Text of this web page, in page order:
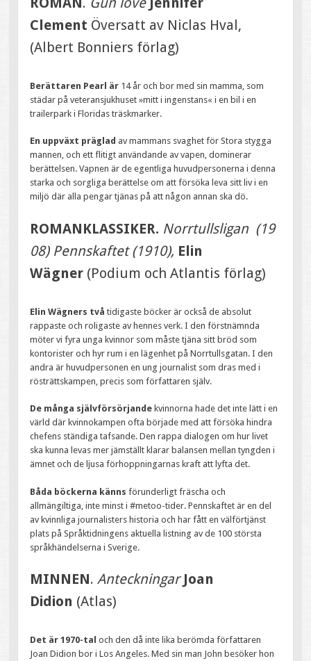
Clement Översatt av Niclas Hval,
(Albert Bonniers förlag)
Berättaren Pearl är 14 år och bor med sin mamma, som
städar på veteransjukhuset »mitt i ingenstans« i en bil i en
trailerpark i Floridas träskmarker.
En uppväxt präglad av mammans svaghet för Stora stygga
mannen, och ett flitigt användande av vapen, dominerar
berättelsen. Vapnen är de egentliga huvudpersonerna i denna
starka och sorgliga berättelse om att försöka leva sitt liv i en
miljö där alla pengar tjänas på att någon annan ska dö.
ROMANKLASSIKER. Norrtullsligan (19
08) Pennskaftet (1910), Elin
Wägner (Podium och Atlantis förlag)
Elin Wägners tvåtidigaste böcker är också de absolut
rappaste och roligaste av hennes verk. I den förstnämnda
möter vi fyra unga kvinnor som måste tjäna sitt bröd som
kontorister och hyr rum i en lägenhet på Norrtullsgatan. I den
andra är huvudpersonen en ung journalist som dras med i
rösträttskampen, precis som författaren själv.
De många självförsörjande kvinnorna hade det inte lätt i en
värld där kvinnokampen ofta började med att försöka hindra
chefens ständiga tafsande. Den rappa dialogen om hur livet
ska kunna levas mer jämställt klarar balansen mellan tyngden i
ämnet och de ljusa förhoppningarnas kraft att lyfta det.
Båda böckerna känns förunderligt fräscha och
allmängiltiga, inte minst i #metoo-tider. Pennskaftet är en del
av kvinnliga journalisters historia och har fått en välförtjänst
plats på Språktidningens aktuella listning av de 100 största
språkhändelserna i Sverige.
MINNEN.Anteckningar Joan
Didion (Atlas)
Det är 1970-taloch den då inte lika berömda författaren
Joan Didion bor i Los Angeles. Med sin man John besöker hon